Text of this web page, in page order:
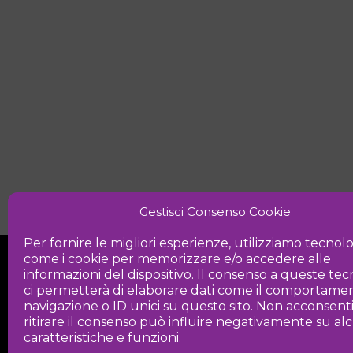
Gestisci Consenso Cookie
Per fornire le migliori esperienze, utilizziamo
come i cookie per memorizzare e/o accedere alle
informazioni del dispositivo. Il consenso a queste
ci permetterà di elaborare dati come il
navigazione o ID unici su questo sito. Non
ritirare il consenso può influire negativamente su
caratteristiche e funzioni.
Iniziativa